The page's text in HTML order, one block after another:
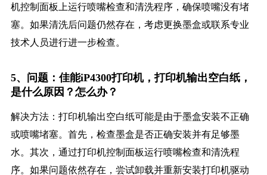
机控制面板上运行喷嘴检查和清洗程序，确保喷嘴没有堵
塞。如果清洗后问题仍然存在，考虑更换墨盒或联系专业
技术人员进行进一步检查。
5、问题：佳能iP4300打印机，打印机输出空白纸，
是什么原因？怎么办？
解决方法：打印机输出空白纸可能是由于墨盒安装不正确
或喷嘴堵塞。首先，检查墨盒是否正确安装并有足够墨
水。其次，通过打印机控制面板运行喷嘴检查和清洗程
序。如果问题依然存在，尝试卸载并重新安装打印机驱动